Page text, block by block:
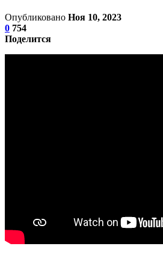
Опубликовано Ноя 10, 2023
0 754
Поделится